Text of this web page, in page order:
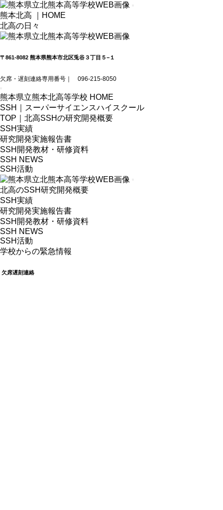
熊本北高 ｜HOME
北高の日々
〒861-8082 熊本県熊本市北区兎谷３丁目５−１
欠席・遅刻連絡専用番号｜ 096-215-8050
熊本県立熊本北高等学校 HOME
SSH｜スーパーサイエンスハイスクール
TOP｜北高SSHの研究開発概要
SSH実績
研究開発実施報告書
SSH開発教材・研修資料
SSH NEWS
SSH活動
北高のSSH研究開発概要
SSH実績
研究開発実施報告書
SSH開発教材・研修資料
SSH NEWS
SSH活動
学校からの緊急情報
欠席遅刻連絡